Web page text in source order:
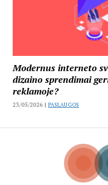
Modernus interneto
dizaino sprendimai
reklamoje?
23/05/2026 | PASLAUGOS